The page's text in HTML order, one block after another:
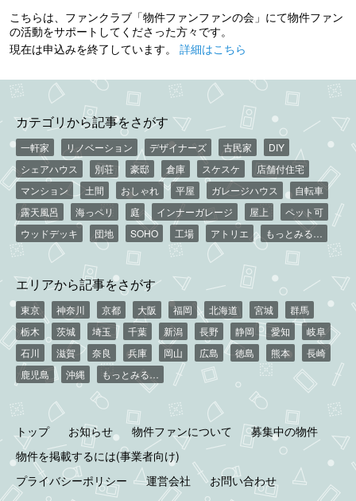
こちらは、ファンクラブ「物件ファンファンの会」にて物件ファン
の活動をサポートしてくださった方々です。
現在は申込みを終了しています。 詳細はこちら
カテゴリから記事をさがす
一軒家 リノベーション デザイナーズ 古民家
DIY
シェアハウス
別荘 豪邸 倉庫 スケスケ
店舗付住宅
マンション
土間 おしゃれ 平屋 ガレージハウス
自転車
露天風呂
海っペリ 庭 インナーガレージ 屋上
ペット可
ウッドデッキ
団地 SOHO 工場 アトリエ もっとみる…
エリアから記事をさがす
東京 神奈川 京都 大阪 福岡 北海道 宮城
群馬
栃木
茨城 埼玉 千葉 新潟 長野 静岡 愛知
岐阜
石川
滋賀 奈良 兵庫 岡山 広島 徳島 熊本
長崎
鹿児島
沖縄 もっとみる…
トップ お知らせ 物件ファンについて
募集中の物件
物件を掲載するには(事業者向け)
プライバシーポリシー
運営会社 お問い合わせ